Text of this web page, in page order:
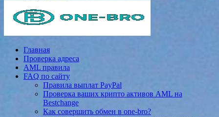
Главная
Проверка адреса
AML правила
FAQ по сайту
Правила выплат PayPal
Проверка ваших крипто активов AML на
Bestchange
Как совершить обмен в one-bro?